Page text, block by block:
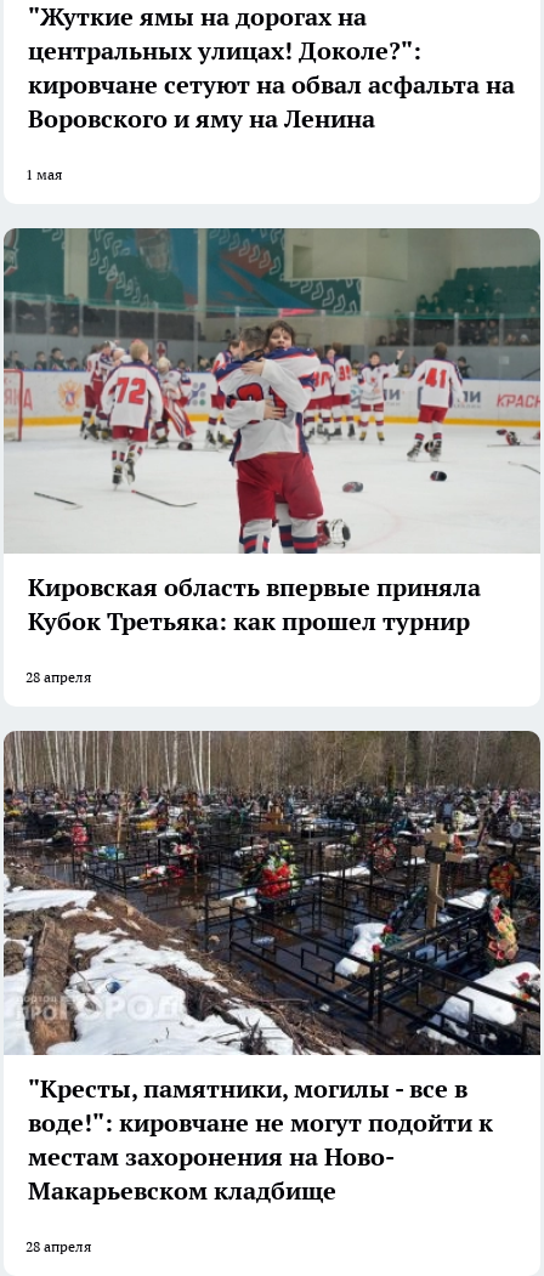
"Жуткие ямы на дорогах на
центральных улицах! Доколе?":
кировчане сетуют на обвал асфальта на
Воровского и яму на Ленина
1 мая
Кировская область впервые приняла
Кубок Третьяка: как прошел турнир
28 апреля
"Кресты, памятники, могилы - все в
воде!": кировчане не могут подойти к
местам захоронения на Ново-
Макарьевском кладбище
28 апреля